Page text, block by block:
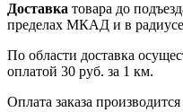
Доставка товара до
пределах МКАД и в
По области доставка
оплатой 30 руб. за 1 км.
Оплата заказа